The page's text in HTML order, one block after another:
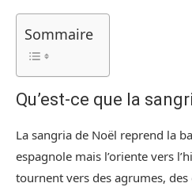
Sommaire
Qu’est-ce que la
La sangria de Noël reprend la
espagnole mais l’oriente vers
tournent vers des agrumes,